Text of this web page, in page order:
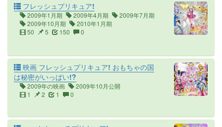
フレッシュプリキュア!
2009年1月期 2009年4月期
2009年7月期
2009年10月期
2010年1月期
50
5 150 0
映画 フレッシュプリキュア! おもちゃの国
は秘密がいっぱい!?
2009年の映画
2009年10月公開
1
2 1 0